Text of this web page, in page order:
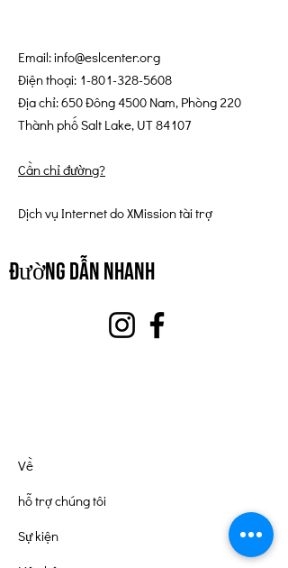
Email:info@eslcenter.org
Điện thoại: 1-801-328-5608
Địa chỉ: 650 Đông 4500 Nam, Phòng 220
Thành phố Salt Lake, UT 84107
Cần chỉ đường?
Dịch vụ Internet do XMission tài trợ
đường dẫn nhanh
Về
hỗ trợ chúng tôi
Sự kiện